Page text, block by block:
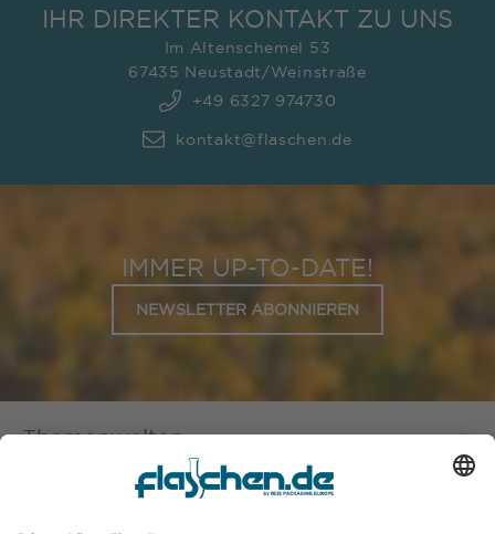
IHR DIREKTER KONTAKT ZU UNS
Im Altenschemel 53
67435 Neustadt/Weinstraße
+49 6327 974730
kontakt@flaschen.de
IMMER UP-TO-DATE!
NEWSLETTER ABONNIEREN
Themenwelten